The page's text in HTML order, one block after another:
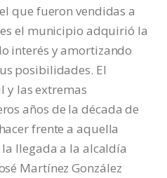
que fueron vendidas a
el municipio adquirió la
interés y amortizando
posibilidades. El
y las extremas
años de la década de
frente a aquella
llegada a la alcaldía
Martínez González